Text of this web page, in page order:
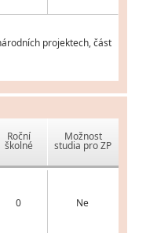
projektech, část
Roční
školné
Možnost
studia pro ZP
0 Ne